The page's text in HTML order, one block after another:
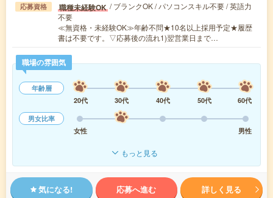
応募資格 職種未経験OK / ブランクOK / パソコンスキル不要 / 英語力
不要
≪無資格・未経験OK≫年齢不問★10名以上採用予定★履歴
書は不要です。▽応募後の流れ1)翌営業日まで…
職場の雰囲気
年齢層
20代
30代 40代 50代
60代
男女比率
女性
男性
もっと見る
気になる! 応募へ進む 詳しく見る